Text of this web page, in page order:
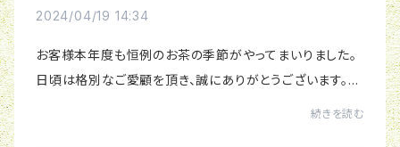
2024/04/19 14:34
お客様本年度も恒例のお茶の季節がやってまいりました。
日頃は格別なご愛顧を頂き、誠にありがとうございます。ホ
続きを読む